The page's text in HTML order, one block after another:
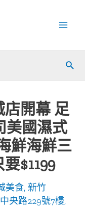
店開幕 足
美國濕式
鮮海鮮三
$1199
美食, 新竹
央路229號7樓,